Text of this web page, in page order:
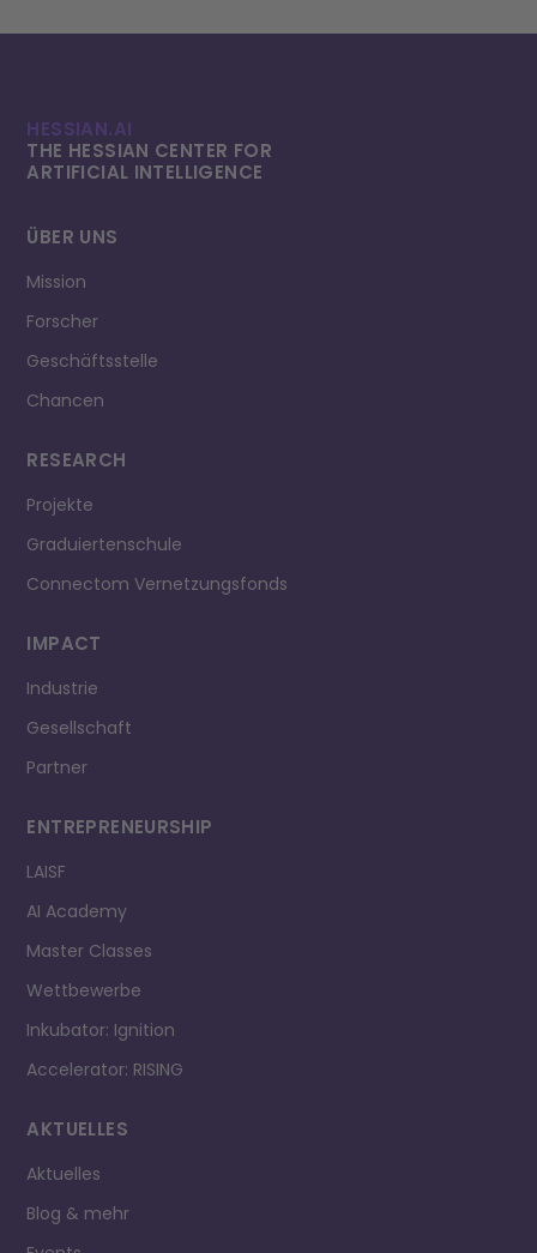
HESSIAN.AI
THE HESSIAN CENTER FOR
ARTIFICIAL INTELLI­GENCE
ÜBER UNS
Mission
Forscher
Geschäftsstelle
Chancen
RESEARCH
Projekte
Graduiertenschule
Connectom Vernetzungsfonds
IMPACT
Industrie
Gesellschaft
Partner
ENTREPRE­NEURSHIP
LAISF
AI Academy
Master Classes
Wettbewerbe
Inkubator: Ignition
Accelerator: RISING
AKTUELLES
Aktuelles
Blog & mehr